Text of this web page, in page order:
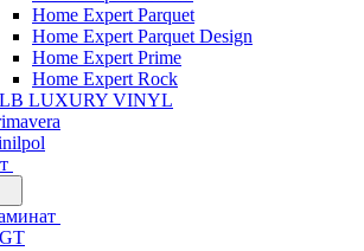
Home Expert Parquet
Home Expert Parquet Design
Home Expert Prime
Home Expert Rock
LUXURY VINYL